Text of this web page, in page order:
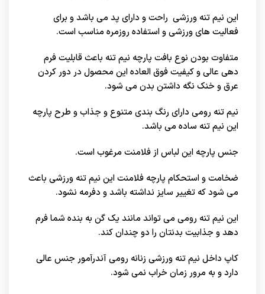
این نیم تنه ورزشی راحت و دارای پد می باشد و برای
فعالیت های ورزشی و استفاده روزمره مناسب است.
متفاوت بودن نوع بافت پارچه نیم تنه باعث قابلیت فرم
دهی عالی و کیفیت فوق العاده این محصول در دور کردن
عرق و خنک نگه داشتن بدن می شود.
نیم تنه رومی دارای رنگ بندی متنوع و جذاب و طرح پارچه
این نیم تنه ساده می باشد.
جنس پارچه این لباس از فلامنت مرغوب است.
ضخامت و استحکام پارچه فلامنت این نیم تنه ورزشی باعث
می شود که تغییر سایز نداشته باشد و دفرمه نشود.
این نیم تنه رومی می تواند مانند یک گن به بنده شما فرم
دهد و جذابیت بدنتان را دو چندان کند.
کاپ داخل نیم تنه ورزشی زنانه رومی آندرآمور جنس عالی
دارد و به مرور زمان خراب نمی شود.